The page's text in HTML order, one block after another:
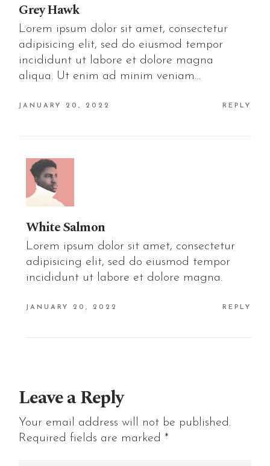
Grey Hawk
Lorem ipsum dolor sit amet, consectetur
adipisicing elit, sed do eiusmod tempor
incididunt ut labore et dolore magna
aliqua. Ut enim ad minim veniam…
JANUARY 20, 2022 REPLY
White Salmon
Lorem ipsum dolor sit amet, consectetur
adipisicing elit, sed do eiusmod tempor
incididunt ut labore et dolore magna.
JANUARY 20, 2022 REPLY
Leave a Reply
Your email address will not be published.
Required fields are marked *